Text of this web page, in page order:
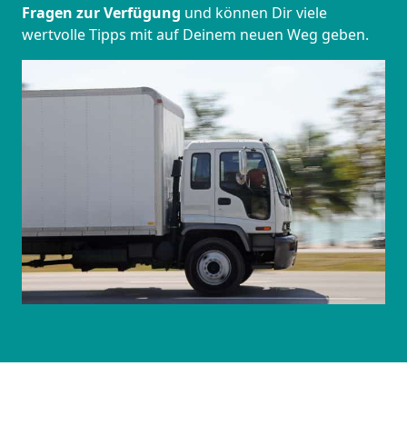
Fragen zur Verfügung und können Dir viele
wertvolle Tipps mit auf Deinem neuen Weg geben.